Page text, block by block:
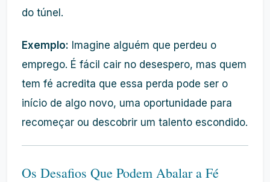
do túnel.
Exemplo: Imagine alguém que perdeu o
emprego. É fácil cair no desespero, mas quem
tem fé acredita que essa perda pode ser o
início de algo novo, uma oportunidade para
recomeçar ou descobrir um talento escondido.
Os Desafios Que Podem Abalar a Fé